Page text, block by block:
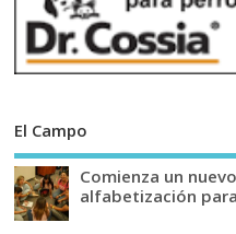
El Campo
Comienza un
alfabetización